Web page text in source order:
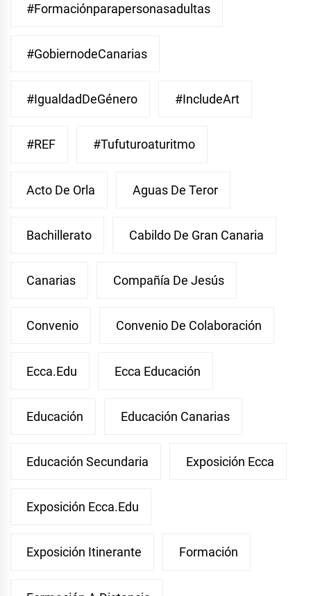
#Formaciónparapersonasadultas
#GobiernodeCanarias
#IgualdadDeGénero #IncludeArt
#REF #Tufuturoaturitmo
Acto De Orla Aguas De Teror
Bachillerato Cabildo De Gran Canaria
Canarias Compañía De Jesús
Convenio Convenio De Colaboración
Ecca.edu Ecca Educación
Educación Educación Canarias
Educación Secundaria Exposición Ecca
Exposición Ecca.edu
Exposición Itinerante Formación